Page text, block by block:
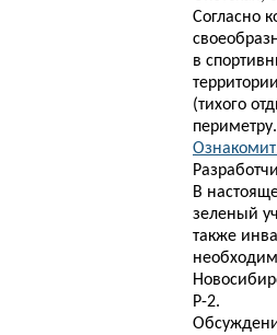
Согласно
в
(тихого
периметру.
В
зеленый
также
Р-2.